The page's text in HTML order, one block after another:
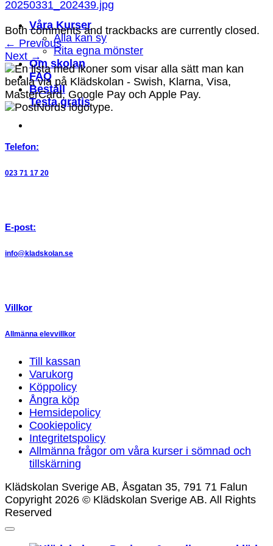
Våra Kurser
Alla kan sy
Rita egna mönster
Om skolan
FAQ
Beställ
Testa gratis
20250331_202439.jpg
Both comments and trackbacks are currently closed.
← Previous
Next →
Telefon:
023 71 17 20
E-post:
info@kladskolan.se
Villkor
Allmänna elevvillkor
Till kassan
Varukorg
Köppolicy
Ångra köp
Hemsidepolicy
Cookiepolicy
Integritetspolicy
Allmänna frågor om våra kurser i sömnad och
tillskärning
Klädskolan Sverige AB, Åsgatan 35, 791 71 Falun
Copyright 2026 © Klädskolan Sverige AB. All Rights
Reserved